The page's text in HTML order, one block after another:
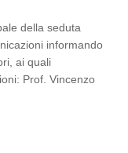
della seduta
informando
ai quali
Prof. Vincenzo